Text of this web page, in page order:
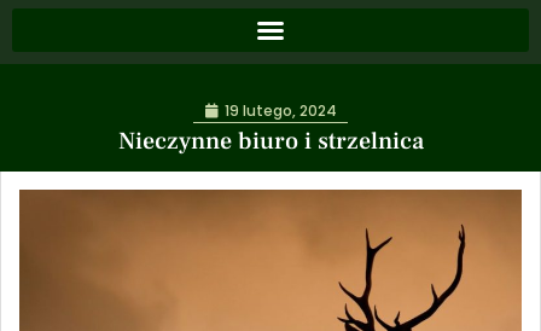
Nieczynne biuro i strzelnica
19 lutego, 2024